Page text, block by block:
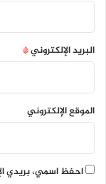
البريد الإلكتروني*
الموقع الإلكتروني
احفظ اسمي، بريدي